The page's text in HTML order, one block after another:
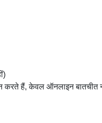
करते हैं, केवल ऑनलाइन बातचीत